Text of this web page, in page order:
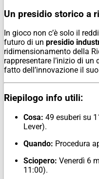
Un presidio storico a
In gioco non c’è solo il
futuro di un presidio
ridimensionamento della
rappresentare l’inizio di un
fatto dell’innovazione il
Riepilogo info utili:
Cosa: 49 esuberi su
Lever).
Quando: Procedura
Sciopero: Venerdì 6
11:00).